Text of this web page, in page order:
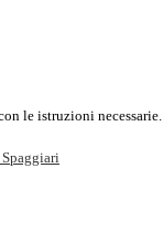
le istruzioni necessarie.